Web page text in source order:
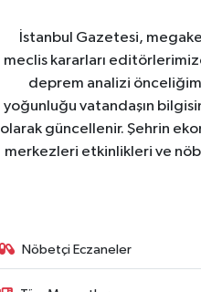
İstanbul Gazetesi,
meclis kararları
deprem analizi
yoğunluğu vatandaşın
olarak güncellenir. Şehrin
merkezleri etkinlikleri ve
Nöbetçi Eczaneler